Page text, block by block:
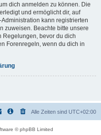
dich anmelden zu können. Die
und ermöglicht dir, auf
kann registrierten
zuweisen. Beachte bitte unsere
Regelungen, bevor du dich
Forenregeln, wenn du dich in
Alle Zeiten sind UTC+02:00
© phpBB Limited